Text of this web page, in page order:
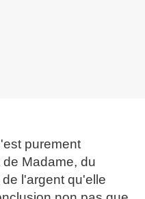
purement
Madame, du
l'argent qu'elle